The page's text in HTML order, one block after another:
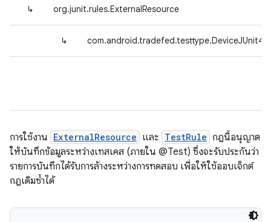
↳ org.junit.rules.ExternalResource
↳
การใช้งาน ExternalResource และ TestRule กฎนี้อนุญาต
ให้บันทึกข้อมูลระหว่างเทสเคส (ภายใน @Test) ซึ่งจะรับประกันว่า
รายการบันทึกได้รับการล้างระหว่างการทดสอบ เพื่อให้ใช้ออบเจ็กต์
กฎเดิมซ้ำได้